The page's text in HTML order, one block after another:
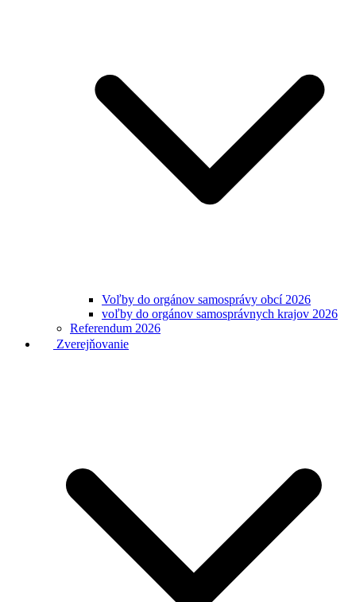
Voľby do orgánov samosprávy obcí 2026
voľby do orgánov samosprávnych krajov 2026
Referendum 2026
Zverejňovanie